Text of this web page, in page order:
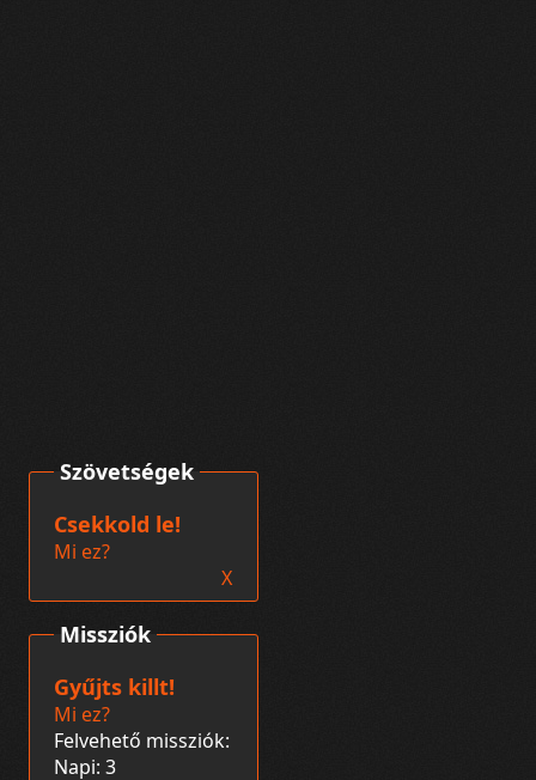
Missziók
Gyűjts killt!
Mi ez?
Felvehető missziók:
Napi: 3
Szövetségek
Csekkold le!
Mi ez?
X